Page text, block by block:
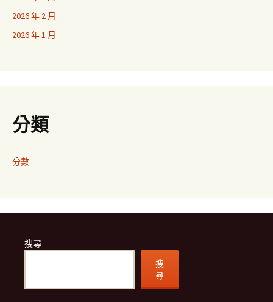
2026 年 2 月
2026 年 1 月
分類
分數
搜尋
搜
尋